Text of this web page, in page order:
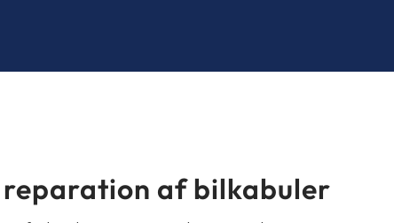
reparation af bilkabuler